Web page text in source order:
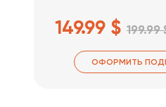
149.99 $ 199.99
ОФОРМИТЬ